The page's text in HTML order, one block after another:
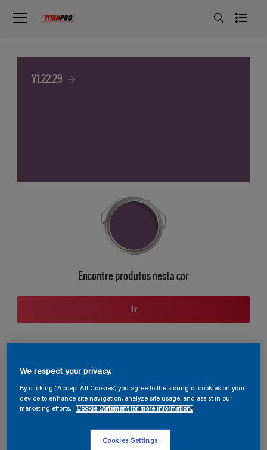
Y1.22.29
Encontre produtos nesta cor
Ir
Seção de cores
We respect your privacy.
By clicking “Accept All Cookies”, you agree to the storing of cookies on your
device to enhance site navigation, analyze site usage, and assist in our
marketing efforts.
Cookie Statement for more information.
Cookies Settings